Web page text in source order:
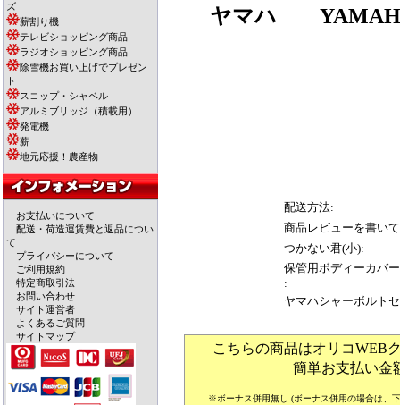
ズ
薪割り機
テレビショッピング商品
ラジオショッピング商品
除雪機お買い上げでプレゼン
ト
スコップ・シャベル
アルミブリッジ（積載用）
発電機
薪
地元応援！農産物
お支払いについて
配送・荷造運賃費と返品につい
て
プライバシーについて
ご利用規約
特定商取引法
お問い合わせ
サイト運営者
よくあるご質問
サイトマップ
ヤマハ
配送方法:
商品レビューを書い
つかない君(小):
保管用ボディーカバー
:
ヤマハシャーボルト
こちらの商品はオリコWEB
簡単お支払い金
※ボーナス併用無し (ボーナス併用の場合は、